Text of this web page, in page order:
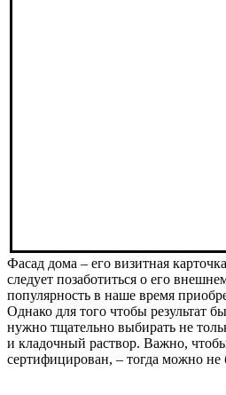
Фасад дома – его визитная
следует позаботиться о его
популярность в наше время
Однако для того чтобы результат
нужно тщательно выбирать не
и кладочный раствор. Важно,
сертифицирован, – тогда можно не